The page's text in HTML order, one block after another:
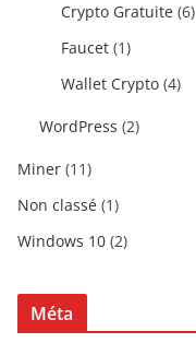
Crypto Gratuite (6)
Faucet (1)
Wallet Crypto (4)
WordPress (2)
Miner (11)
Non classé (1)
Windows 10 (2)
Méta